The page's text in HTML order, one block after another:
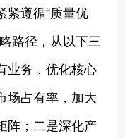
紧遵循“质量优
路径，从以下三
业务，优化核心
场占有率，加大
阵；二是深化产